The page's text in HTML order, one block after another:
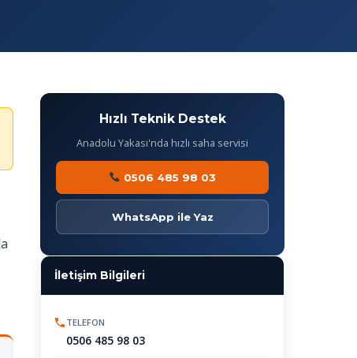
Hızlı Teknik Destek
Anadolu Yakası'nda hızlı saha servisi
0506 485 98 03
WhatsApp ile Yaz
İletişim Bilgileri
TELEFON
0506 485 98 03